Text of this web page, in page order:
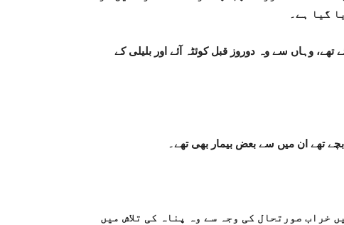
گیا ہے۔
وہاں سے وہ دوروز قبل کوئٹہ آئے اور بلیلی کے
تھے ان میں سے بعض بیمار بھی تھے۔
خراب صورتحال کی وجہ سے وہ پناہ کی تلاش میں